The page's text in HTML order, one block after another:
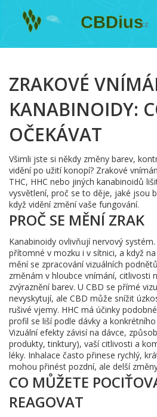
ZRAKOVÉ
KANABINOIDY:
OČEKÁVAT
Všimli jste si někdy změny barev,
vidění po užití konopí? Zrakové
THC, HHC nebo jiných kanabinoidů
vysvětlení, proč se to děje, jaké jsou
když vidění změní vaše fungování.
PROČ SE MĚNÍ ZRAK
Kanabinoidy ovlivňují nervový
přítomné v mozku i v sítnici, a když
mění se zpracování vizuálních
změnám v hloubce vnímání, citlivosti
zvýraznění barev. U CBD se přímé
nevyskytují, ale CBD může snížit
rušivé vjemy. HHC má účinky
profil se liší podle dávky a
Vizuální efekty závisí na dávce,
produkty, tinktury), vaší citlivosti a
léky. Inhalace často přinese rychlý,
mohou přinést pozdní, ale delší
CO MŮŽETE
REAGOVAT